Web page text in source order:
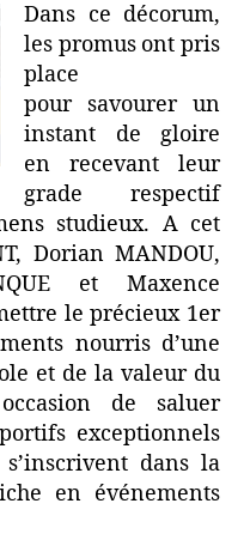
Dans ce décorum,
les promus ont pris
place
pour savourer un
instant de gloire
en recevant leur
grade respectif
studieux. A cet
Dorian MANDOU,
et Maxence
le précieux 1er
nourris d’une
et de la valeur du
de saluer
exceptionnels
dans la
en événements